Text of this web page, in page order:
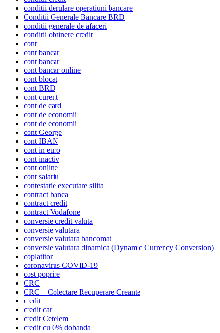
conditii derulare operatiuni bancare
Conditii Generale Bancare BRD
conditii generale de afaceri
conditii obtinere credit
cont
cont bancar
cont bancar
cont bancar online
cont blocat
cont BRD
cont curent
cont de card
cont de economii
cont de economii
cont George
cont IBAN
cont in euro
cont inactiv
cont online
cont salariu
contestatie executare silita
contract banca
contract credit
contract Vodafone
conversie credit valuta
conversie valutara
conversie valutara bancomat
conversie valutara dinamica (Dynamic Currency Conversion)
coplatitor
coronavirus COVID-19
cost poprire
CRC
CRC – Colectare Recuperare Creante
credit
credit car
credit Cetelem
credit cu 0% dobanda